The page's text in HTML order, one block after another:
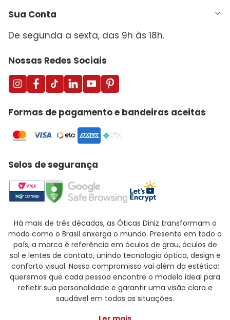
Sua Conta
De segunda a sexta, das 9h às 18h.
Nossas Redes Sociais
Formas de pagamento e bandeiras aceitas
Selos de segurança
Há mais de três décadas, as Óticas Diniz transformam o
modo como o Brasil enxerga o mundo. Presente em todo o
país, a marca é referência em óculos de grau, óculos de
sol e lentes de contato, unindo tecnologia óptica, design e
conforto visual. Nosso compromisso vai além da estética:
queremos que cada pessoa encontre o modelo ideal para
refletir sua personalidade e garantir uma visão clara e
saudável em todas as situações.